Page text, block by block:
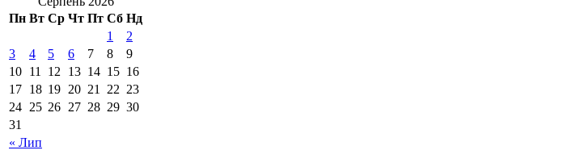
Пн Вт Ср Чт Пт Сб Нд
« Лип
1
2
3
4 5 6 7 8
9
10 11 12 13 14 15 16
17 18 19 20 21 22 23
24 25 26 27 28 29 30
31